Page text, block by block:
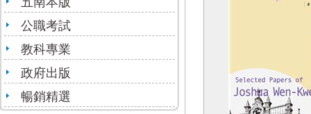
公職考試
教科專業
政府出版
暢銷精選